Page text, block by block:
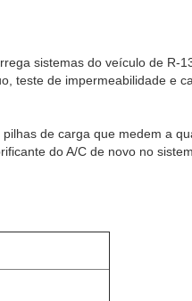
sistemas do veículo de R-
teste de impermeabilidade e
de carga que medem a
do A/C de novo no